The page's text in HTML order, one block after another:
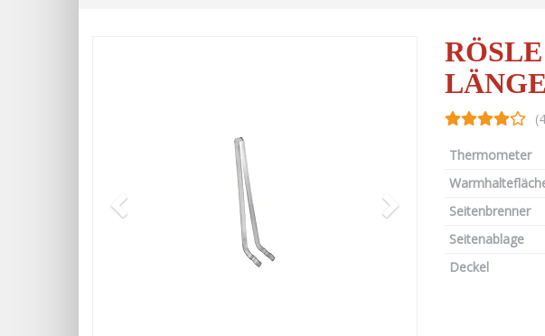
LÄNGE
Thermometer
Seitenbrenner
Seitenablage
Deckel